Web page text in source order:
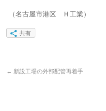
（名古屋市港区 Ｈ工業）
共有
← 新設工場の外部配管再着手